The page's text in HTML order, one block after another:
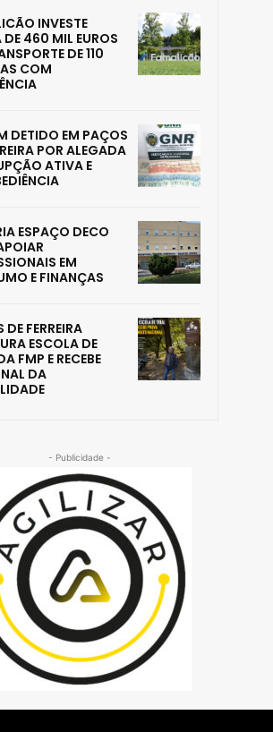
INVESTE
DE 460 MIL EUROS
DE 110
COM
DETIDO EM PAÇOS
POR ALEGADA
ATIVA E
ESPAÇO DECO
EM
E FINANÇAS
DE FERREIRA
ESCOLA DE
FMP E RECEBE
DA
- Publicidade -